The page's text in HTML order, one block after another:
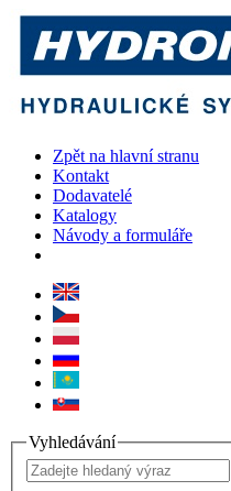
Zpět na hlavní stranu
Kontakt
Dodavatelé
Katalogy
Návody a formuláře
Vyhledávání